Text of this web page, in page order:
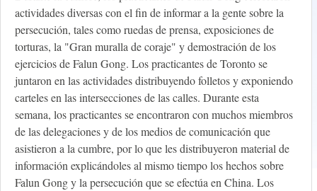
actividades diversas con el fin de informar a la gente sobre la
persecución, tales como ruedas de prensa, exposiciones de
torturas, la "Gran muralla de coraje" y demostración de los
ejercicios de Falun Gong. Los practicantes de Toronto se
juntaron en las actividades distribuyendo folletos y exponiendo
carteles en las intersecciones de las calles. Durante esta
semana, los practicantes se encontraron con muchos miembros
de las delegaciones y de los medios de comunicación que
asistieron a la cumbre, por lo que les distribuyeron material de
información explicándoles al mismo tiempo los hechos sobre
Falun Gong y la persecución que se efectúa en China. Los